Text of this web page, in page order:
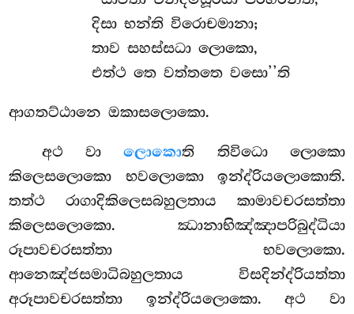
දිසා භන්ති විරොචමානා;
තාව සහස්සධා ලොකො,
එත්ථ තෙ වත්තතෙ වසො’’ති
ආගතට්ඨානෙ ඔකාසලොකො.
අථ වාලොකොති තිවිධො ලොකො
කිලෙසලොකො භවලොකො ඉන්ද්රියලොකොති.
තත්ථ රාගාදිකිලෙසබහුලතාය කාමාවචරසත්තා
කිලෙසලොකො. ඣානාභිඤ්ඤාපරිබුද්ධියා
රූපාවචරසත්තා භවලොකො.
ආනෙඤ්ජසමාධිබහුලතාය විසදින්ද්රියත්තා
අරූපාවචරසත්තා ඉන්ද්රියලොකො. අථ වා